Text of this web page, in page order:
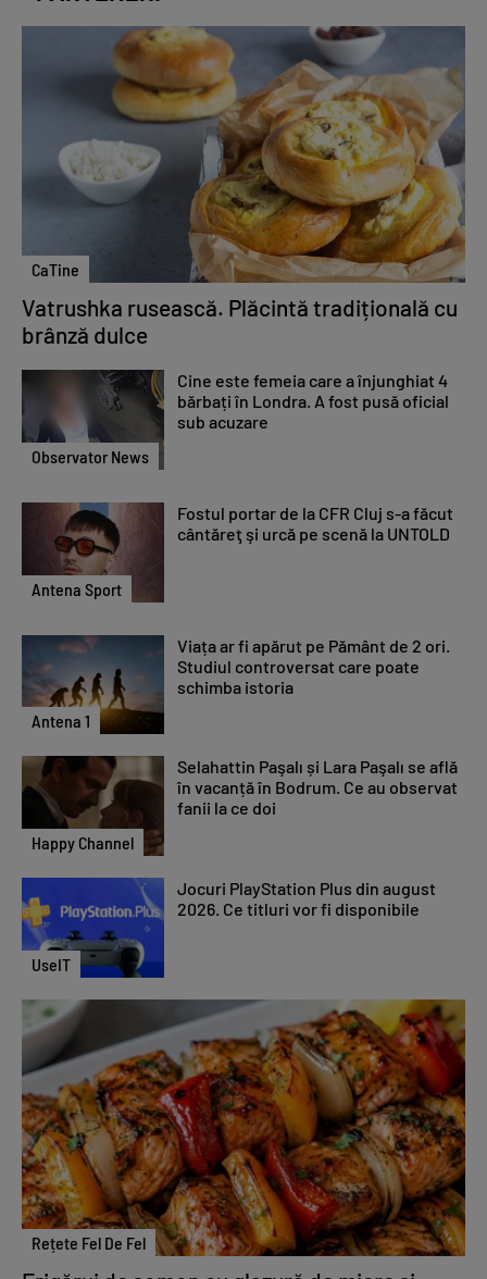
CaTine
Vatrushka rusească. Plăcintă tradițională cu
brânză dulce
Observator News
Cine este femeia care a înjunghiat 4
bărbați în Londra. A fost pusă oficial
sub acuzare
Antena Sport
Fostul portar de la CFR Cluj s-a făcut
cântăreţ şi urcă pe scenă la UNTOLD
Antena 1
Viața ar fi apărut pe Pământ de 2 ori.
Studiul controversat care poate
schimba istoria
Happy Channel
Selahattin Paşalı și Lara Paşalı se află
în vacanță în Bodrum. Ce au observat
fanii la ce doi
UseIT
Jocuri PlayStation Plus din august
2026. Ce titluri vor fi disponibile
Rețete Fel De Fel